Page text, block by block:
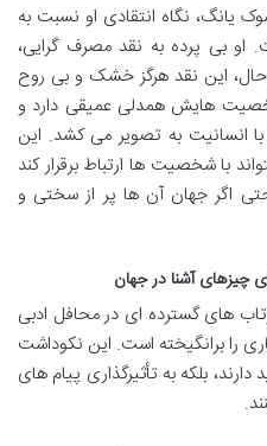
یانگ، نگاه انتقادی او نسبت به
بی پرده به نقد مصرف گرایی،
حال، این نقد هرگز خشک و بی روح
هایش همدلی عمیقی دارد و
انسانیت به تصویر می کشد. این
با شخصیت ها ارتباط برقرار کند
اگر جهان آن ها پر از سختی و
چیزهای آشنا در جهان
های گسترده ای در محافل ادبی
را برانگیخته است. این نکوداشت
دارند، بلکه به تأثیرگذاری پیام های